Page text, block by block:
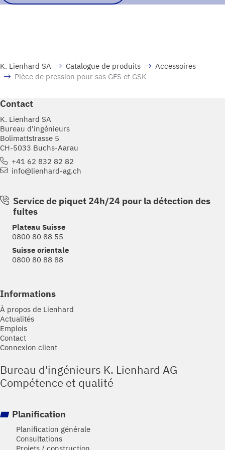
K. Lienhard SA Catalogue de produits
Accessoires
Pièce de pression pour sas GFS et GSK
Contact
K. Lienhard SA
Bureau d'ingénieurs
Bolimattstrasse 5
CH-5033 Buchs-Aarau
+41 62 832 82 82
info@lienhard-ag.ch
Service de piquet 24h/24 pour la détection des
fuites
Plateau Suisse
0800 80 88 55
Suisse orientale
0800 80 88 88
Informations
À propos de Lienhard
Actualités
Emplois
Contact
Connexion client
Bureau d'ingénieurs K. Lienhard AG
Compétence et qualité
Planification
Planification générale
Consultations